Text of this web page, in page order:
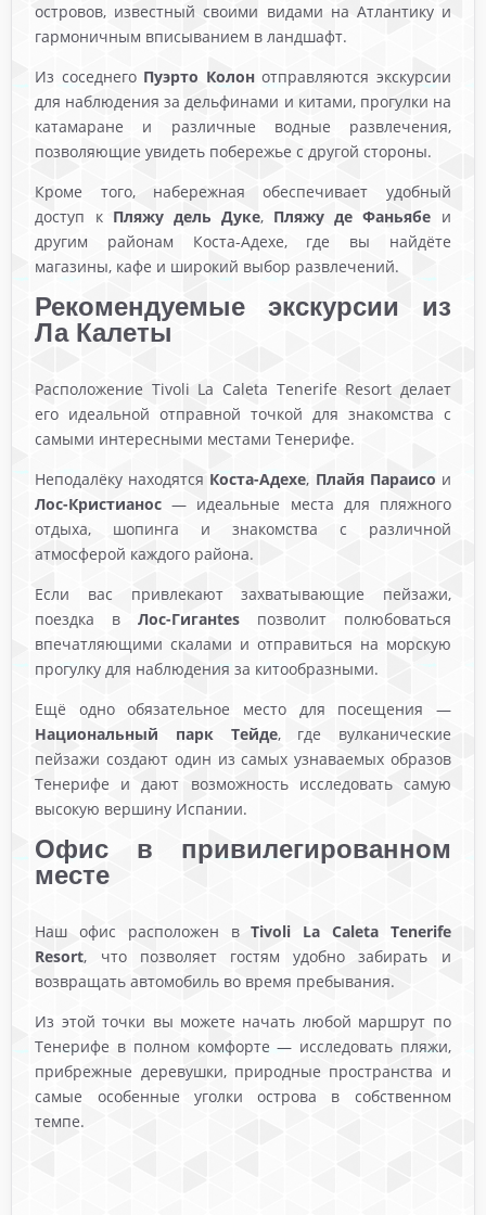
островов, известный своими видами на Атлантику и
гармоничным вписыванием в ландшафт.
Из соседнего Пуэрто Колонотправляются экскурсии
для наблюдения за дельфинами и китами, прогулки на
катамаране и различные водные развлечения,
позволяющие увидеть побережье с другой стороны.
Кроме того, набережная обеспечивает удобный
доступ к Пляжу дель Дуке, Пляжу де Фаньябе и
другим районам Коста-Адехе, где вы найдёте
магазины, кафе и широкий выбор развлечений.
Рекомендуемые экскурсии из
Ла Калеты
Расположение Tivoli La Caleta Tenerife Resort делает
его идеальной отправной точкой для знакомства с
самыми интересными местами Тенерифе.
Неподалёку находятся Коста-Адехе, Плайя Параисо и
Лос-Кристианос — идеальные места для пляжного
отдыха, шопинга и знакомства с различной
атмосферой каждого района.
Если вас привлекают захватывающие пейзажи,
поездка в Лос-Гиганtes позволит полюбоваться
впечатляющими скалами и отправиться на морскую
прогулку для наблюдения за китообразными.
Ещё одно обязательное место для посещения —
Национальный парк Тейде, где вулканические
пейзажи создают один из самых узнаваемых образов
Тенерифе и дают возможность исследовать самую
высокую вершину Испании.
Офис в привилегированном
месте
Наш офис расположен вTivoli La Caleta Tenerife
Resort, что позволяет гостям удобно забирать и
возвращать автомобиль во время пребывания.
Из этой точки вы можете начать любой маршрут по
Тенерифе в полном комфорте — исследовать пляжи,
прибрежные деревушки, природные пространства и
самые особенные уголки острова в собственном
темпе.